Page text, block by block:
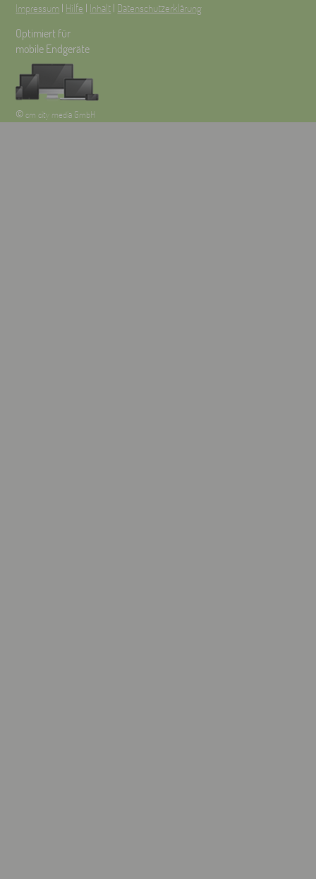
Impressum | Hilfe | Inhalt | Datenschutzerklärung
Optimiert für
mobile Endgeräte
© cm city media GmbH